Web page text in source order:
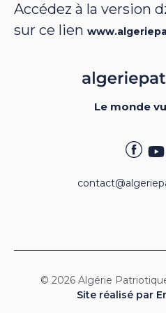
Accédez à la version
sur ce lien
Le monde
© 2026 Algérie
Site réalisé par